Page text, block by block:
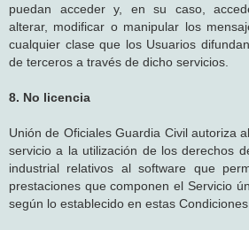
puedan acceder y, en su caso,
alterar, modificar o manipular los
cualquier clase que los Usuarios
de terceros a través de dicho servicios.
8. No licencia
Unión de Oficiales Guardia Civil autoriza
servicio a la utilización de los derechos
industrial relativos al software que
prestaciones que componen el Servicio
según lo establecido en estas Condiciones.